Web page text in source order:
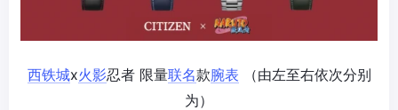
西铁城x火影忍者 限量联名款腕表 （由左至右依次分别
为）